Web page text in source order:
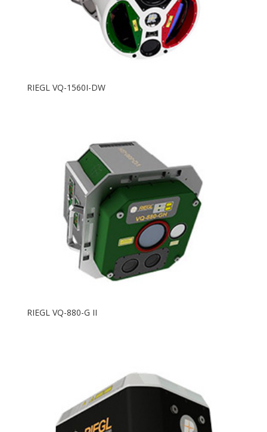
RIEGL VQ-1560I-DW
RIEGL VQ-880-G II